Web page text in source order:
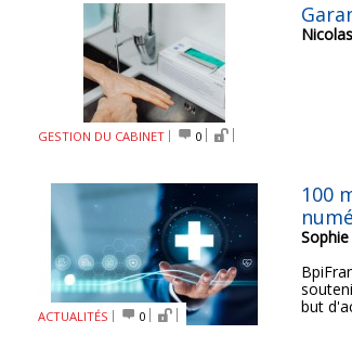
GESTION DU CABINET 0
ACTUALITÉS 0
100
but